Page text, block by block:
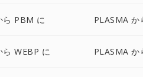
ら PBM に PLASMA か
ら WEBP に PLASMA か